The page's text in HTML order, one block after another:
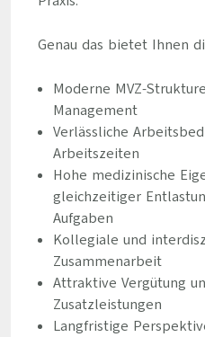
Genau das bietet Ihnen
Moderne MVZ-
Management
Verlässliche
Arbeitszeiten
Hohe medizinische
gleichzeitiger
Aufgaben
Kollegiale und
Zusammenarbeit
Attraktive Vergütung
Zusatzleistungen
Langfristige